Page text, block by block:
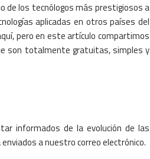
de los tecnólogos más prestigiosos a
aplicadas en otros países del
pero en este artículo compartimos
son totalmente gratuitas, simples y
informados de la evolución de las
a nuestro correo electrónico.